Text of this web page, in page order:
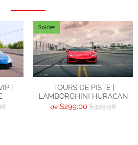
|
Soldes
TOURS DE PISTE |
LAMBORGHINI HURACAN
de $299.00 $349.98